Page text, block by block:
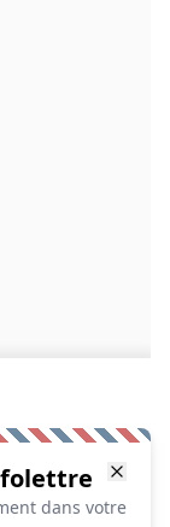
dans votre